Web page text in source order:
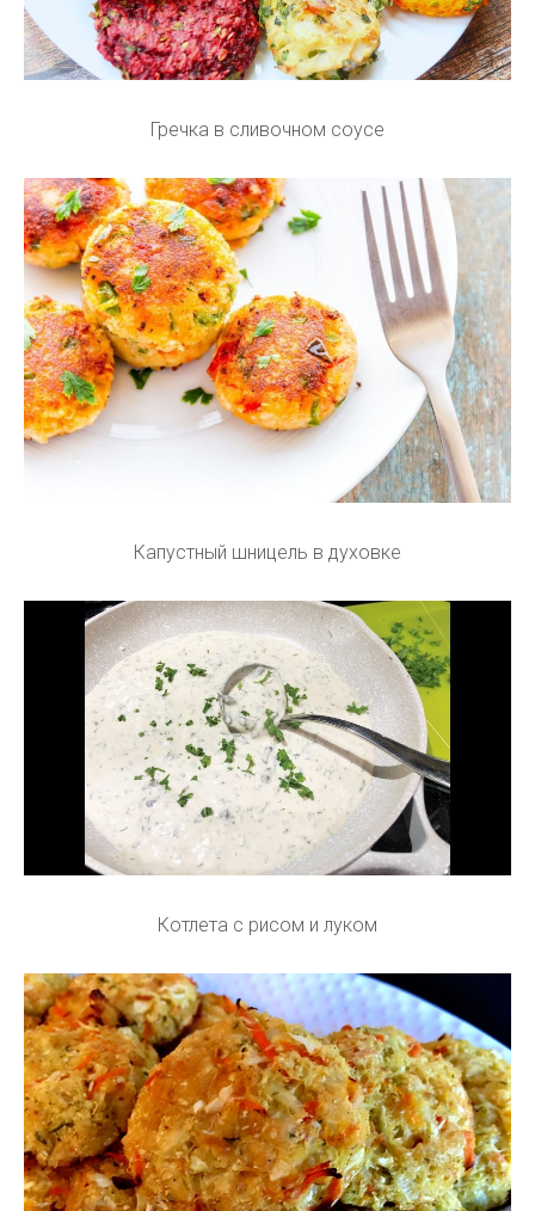
Гречка в сливочном соусе
Капустный шницель в духовке
Котлета с рисом и луком